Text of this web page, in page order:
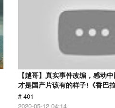
【越哥】真实事件改编，感动
才是国产片该有的样子!《香巴
# 401
2020-05-12 04:14